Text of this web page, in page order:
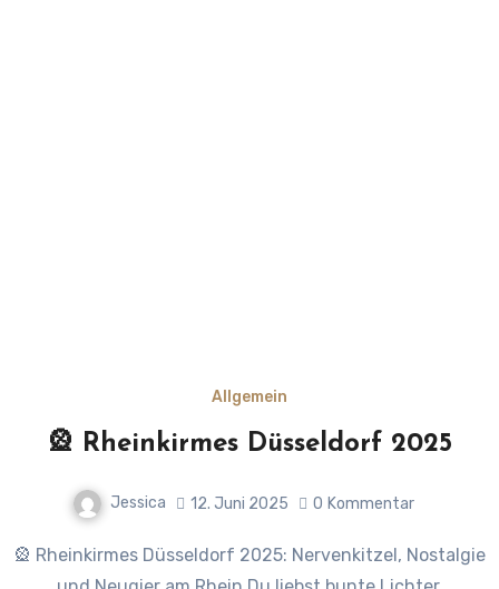
Allgemein
🎡 Rheinkirmes Düsseldorf 2025
Jessica 12. Juni 2025 0 Kommentar
🎡 Rheinkirmes Düsseldorf 2025: Nervenkitzel, Nostalgie